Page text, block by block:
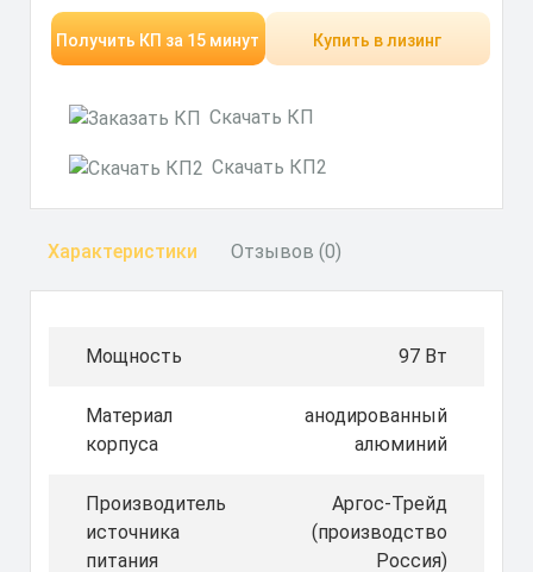
Получить КП за 15 минут Купить в лизинг
Скачать КП
Скачать КП2
Характеристики Отзывов (0)
Мощность 97 Вт
Материал
корпуса
анодированный
алюминий
Производитель
источника
питания
Аргос-Трейд
(производство
Россия)